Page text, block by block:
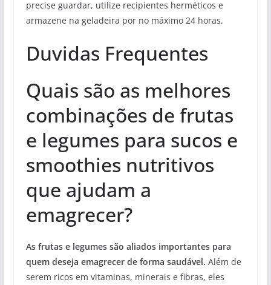
precise guardar, utilize recipientes herméticos e
armazene na geladeira por no máximo 24 horas.
Duvidas Frequentes
Quais são as melhores
combinações de frutas
e legumes para sucos e
smoothies nutritivos
que ajudam a
emagrecer?
As frutas e legumes são aliados importantes para
quem deseja emagrecer de forma saudável. Além de
serem ricos em vitaminas, minerais e fibras, eles